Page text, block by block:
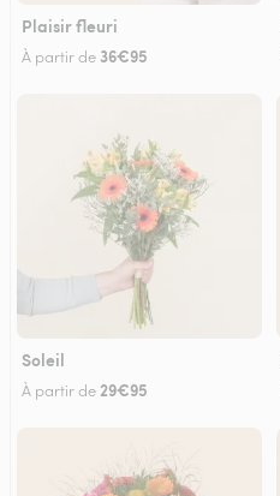
Plaisir fleuri
À partir de 36€95
Soleil
À partir de 29€95